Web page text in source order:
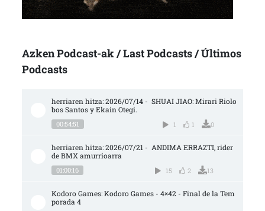
Azken Podcast-ak / Last Podcasts / Últimos
Podcasts
herriaren hitza: 2026/07/14 -  SHUAI JIAO: Mirari Riolo
bos Santos y Ekain Otegi.
00:54:51 1 1 0
herriaren hitza: 2026/07/21 -  ANDIMA ERRAZTI, rider
de BMX amurrioarra
01:00:16 15 2 13
Kodoro Games: Kodoro Games - 4×42 - Final de la Tem
porada 4